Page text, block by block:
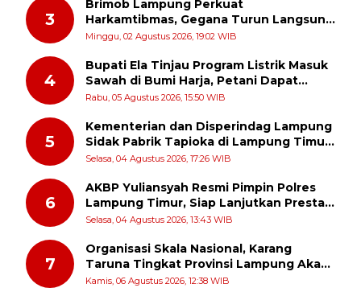
3
Brimob Lampung Perkuat
Harkamtibmas, Gegana Turun Langsung
Patroli Dialogis ke Pasar dan Rumah
Minggu, 02 Agustus 2026, 19:02 WIB
4
Bupati Ela Tinjau Program Listrik Masuk
Sawah di Bumi Harja, Petani Dapat
Subsidi Pemasangan KWH
Rabu, 05 Agustus 2026, 15:50 WIB
5
Kementerian dan Disperindag Lampung
Sidak Pabrik Tapioka di Lampung Timur,
PPUKI Apresiasi Langkah Pengawasan
Selasa, 04 Agustus 2026, 17:26 WIB
6
AKBP Yuliansyah Resmi Pimpin Polres
Lampung Timur, Siap Lanjutkan Prestasi
Gemilang AKBP Heti Patmawati
Selasa, 04 Agustus 2026, 13:43 WIB
7
Organisasi Skala Nasional, Karang
Taruna Tingkat Provinsi Lampung Akan
Melakukan Temu Karya pada tanggal 7
Kamis, 06 Agustus 2026, 12:38 WIB